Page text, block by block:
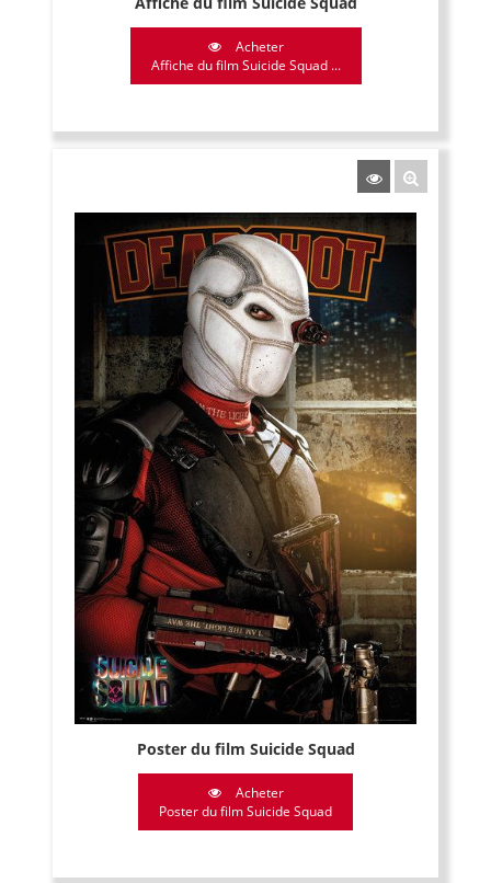
Acheter
Affiche du film Suicide Squad ...
Poster du film Suicide Squad
Acheter
Poster du film Suicide Squad